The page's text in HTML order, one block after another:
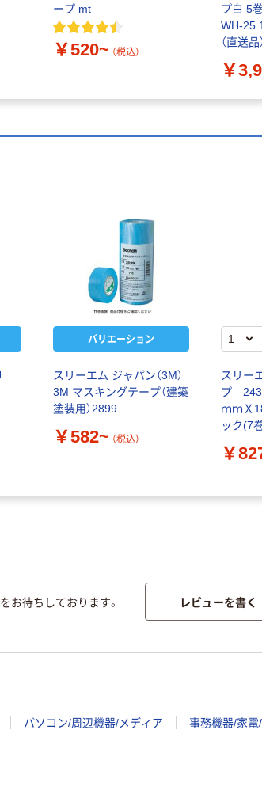
ープ mt
￥520~ （税込）
プ白 5
WH-25
（直送品）
￥
バリエーション
スリーエム ジャパン（3M）
3M マスキングテープ（建築
塗装用）2899
￥582~ （税込）
スリー
プ
ｍｍＸ
ック(7
￥
お待ちしております。 レビューを書く
パソコン/周辺機器/メディア 事務機器/家電